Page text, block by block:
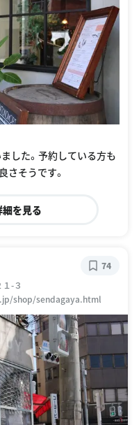
した。予約している方も
さそうです。
を見る
-３
shop/sendagaya.html
74